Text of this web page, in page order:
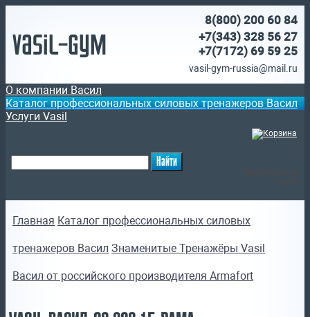
Vasil-Gym
8(800) 200 60 84
+7(343) 328 56 27
+7(7172) 69 59 25
vasil-gym-russia@mail.ru
О компании Васил
Каталог профессиональных силовых тренажеров Васил
Услуги Vasil
Главная Каталог профессиональных силовых
тренажеров Васил Знаменитые Тренажёры Vasil
Васил от российского производителя Armafort